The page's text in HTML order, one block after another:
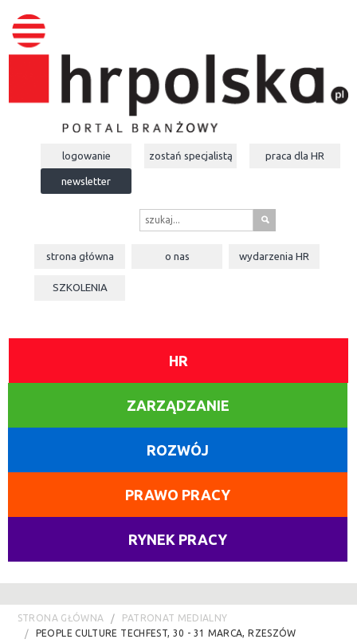
logowanie zostań specjalistą praca dla HR
newsletter
s
strona główna o nas wydarzeniaHR
SZKOLENIA
HR
ZARZĄDZANIE
ROZWÓJ
PRAWO PRACY
RYNEK PRACY
STRONA GŁÓWNA
PATRONAT MEDIALNY
PEOPLE CULTURE TECHFEST, 30 - 31 MARCA, RZESZÓW